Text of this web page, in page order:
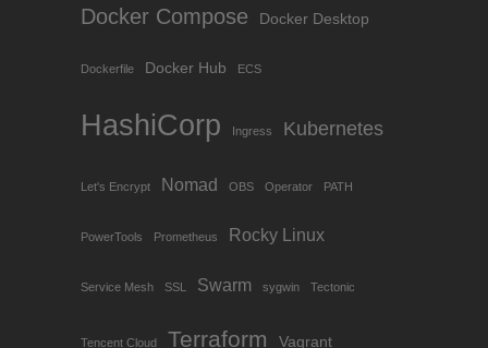
Docker Compose Docker Desktop
Dockerfile Docker Hub ECS
HashiCorp Ingress Kubernetes
Let's Encrypt Nomad OBS Operator PATH
PowerTools Prometheus Rocky Linux
Service Mesh SSL Swarm sygwin Tectonic
Tencent Cloud Terraform Vagrant